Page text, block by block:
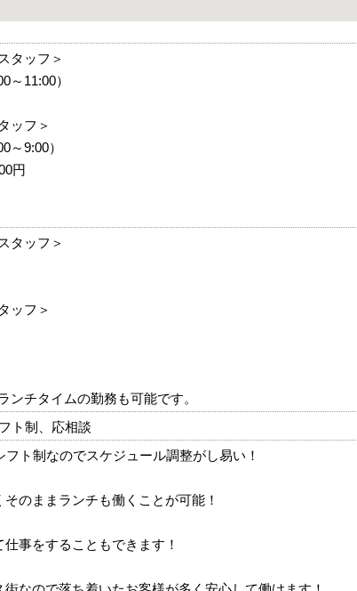
タッフ＞
～11:00）
ッフ＞
～9:00）
円
タッフ＞
ッフ＞
ンチタイムの勤務も可能です。
ト制、応相談
フト制なのでスケジュール調整がし易い！
のままランチも働くことが可能！
事をすることもできます！